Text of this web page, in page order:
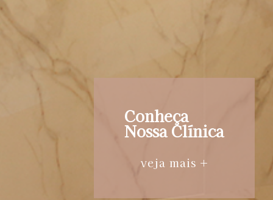
Conheça
Nossa Clínica
veja mais +